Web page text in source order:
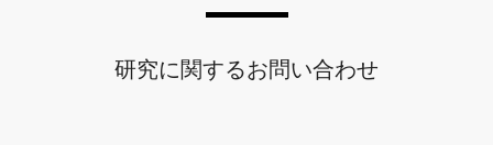
研究に関するお問い合わせ